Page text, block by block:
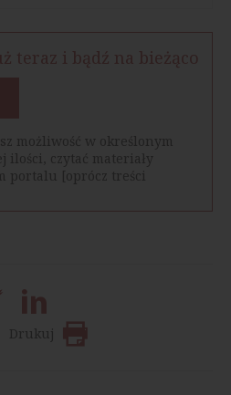
teraz i bądź na bieżąco
możliwość w określonym
ilości, czytać materiały
portalu [oprócz treści
Drukuj